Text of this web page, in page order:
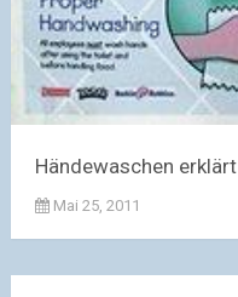
Händewaschen erklärt
Mai 25, 2011